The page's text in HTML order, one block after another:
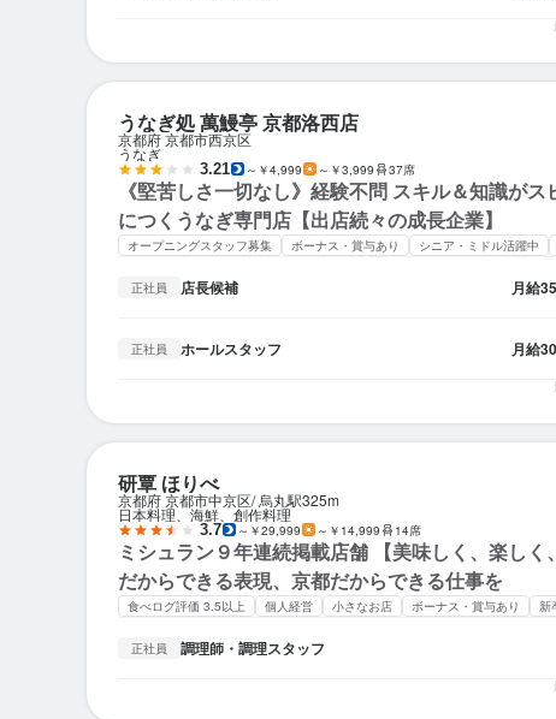
うなぎ処 萬鰻亭 京都洛西店
京都府 京都市西京区
うなぎ
3.21 ～￥4,999 ～￥3,999 37席
《堅苦しさ一切なし》経験不問 スキル＆知識が
につくうなぎ専門店【出店続々の成長企業】
オープニングスタッフ募集 ボーナス・賞与あり シニア・ミドル活躍中
正社員 店長候補 月給
正社員 ホールスタッフ 月給
研覃 ほりべ
京都府 京都市中京区 烏丸駅325m
日本料理、海鮮、創作料理
3.7 ～￥29,999 ～￥14,999 14席
ミシュラン９年連続掲載店舗 【美味しく、楽しく
だからできる表現、京都だからできる仕事を
食べログ評価 3.5以上 個人経営 小さなお店 ボーナス・賞与あり 新
正社員 調理師・調理スタッフ